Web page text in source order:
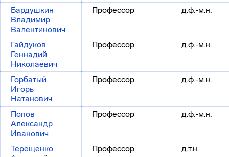
Бардушкин
Владимир
Валентинович
Профессор д.ф.-м.н.
Гайдуков
Геннадий
Николаевич
Профессор д.ф.-м.н.
Горбатый
Игорь
Натанович
Профессор д.ф.-м.н.
Попов
Александр
Иванович
Профессор д.ф.-м.н.
Терещенко
Профессор д.т.н.